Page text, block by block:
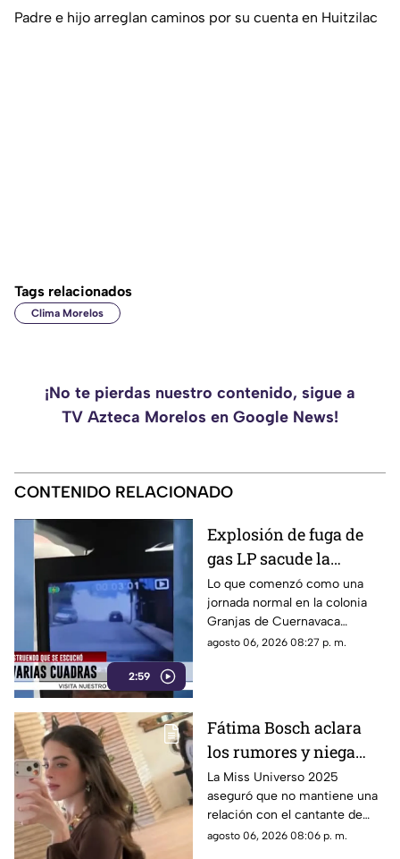
Padre e hijo arreglan caminos por su cuenta en Huitzilac
Tags relacionados
Clima Morelos
¡No te pierdas nuestro contenido, sigue a
TV Azteca Morelos en Google News!
CONTENIDO RELACIONADO
2:59
Explosión de fuga de
gas LP sacude la
colonia Las Granjas
Lo que comenzó como una
jornada normal en la colonia
Granjas de Cuernavaca
terminó en una movilización
agosto 06, 2026 08:27 p. m.
Fátima Bosch aclara
los rumores y niega
tener un romance con
Natanael Cano
La Miss Universo 2025
aseguró que no mantiene una
relación con el cantante de
corridos tumbados.
agosto 06, 2026 08:06 p. m.